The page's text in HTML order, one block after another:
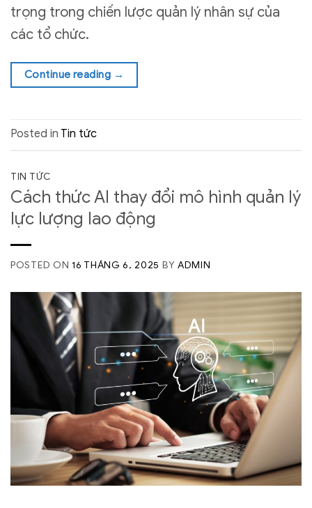
trọng trong chiến lược quản lý nhân sự của
các tổ chức.
Continue reading →
Posted in Tin tức
TIN TỨC
Cách thức AI thay đổi mô hình quản lý
lực lượng lao động
POSTED ON 16 THÁNG 6, 2025 BYADMIN